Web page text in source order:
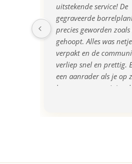
uitstekende service! De
gegraveerde
precies geworden
gehoopt. Alles was
verpakt en de
verliep snel en prettig.
een aanrader als je op
bent naar een origineel